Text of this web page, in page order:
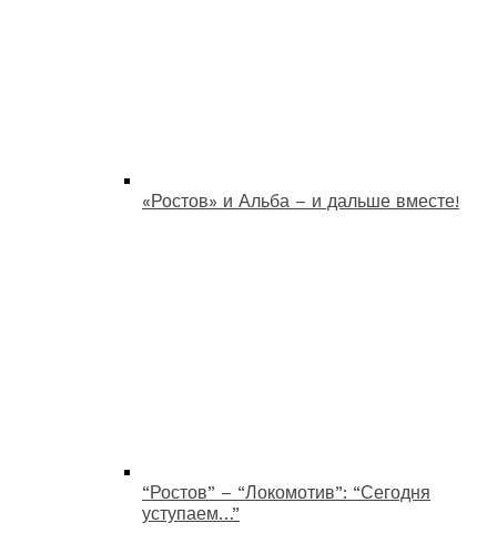
«Ростов» и Альба – и дальше вместе!
“Ростов” – “Локомотив”: “Сегодня
уступаем…”